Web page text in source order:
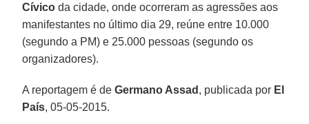
Cívico da cidade, onde ocorreram as agressões aos
manifestantes no último dia 29, reúne entre 10.000
(segundo a PM) e 25.000 pessoas (segundo os
organizadores).
A reportagem é deGermano Assad , publicada por El
País, 05-05-2015.